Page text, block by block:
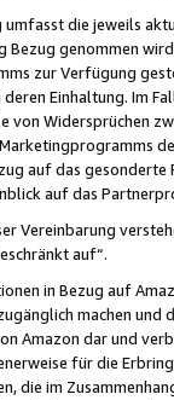
umfasst die jeweils
Bezug genommen
zur Verfügung
Einhaltung. Im
von Widersprüchen
auf das
auf das
Vereinbarung
auf“.
in Bezug auf
machen und
Amazon dar und
für die
die im